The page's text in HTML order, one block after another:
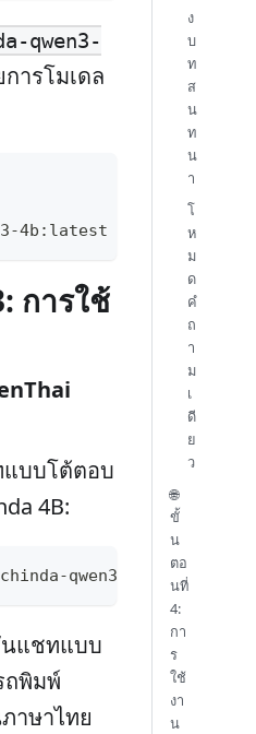
qwen3-
ารโมเดล
ID
4b:latest
การใช้
แบบโต้ตอบ
4B:
qwen3-4b
นแชทแบบ
พิมพ์
าษาไทย
ง
บ
ท
ส
น
ท
น
า
โ
ห
ม
ด
คำ
ถ
า
ม
เ
ดี
ย
ว
🌐
ขั้
น
ตอ
นที่
4:
กา
ร
ใช้
งา
น